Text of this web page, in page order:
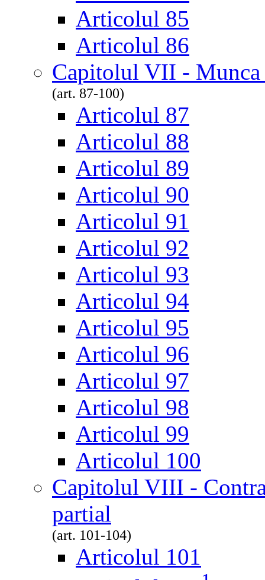
Articolul 85
Articolul 86
Capitolul VII - Munca
(art. 87-100)
Articolul 87
Articolul 88
Articolul 89
Articolul 90
Articolul 91
Articolul 92
Articolul 93
Articolul 94
Articolul 95
Articolul 96
Articolul 97
Articolul 98
Articolul 99
Articolul 100
Capitolul VIII -
partial
(art. 101-104)
Articolul 101